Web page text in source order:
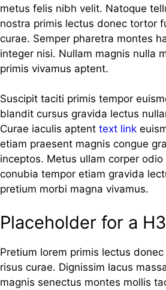
metus felis nibh velit. Natoque
nostra primis lectus donec tortor
curae. Semper pharetra montes
integer nisi. Nullam magnis nulla
primis vivamus aptent.
Suscipit taciti primis tempor
blandit cursus gravida lectus
Curae iaculis aptent text link
etiam praesent magnis congue
inceptos. Metus ullam corper odio
conubia tempor etiam gravida
pretium morbi magna vivamus.
Placeholder for a
Pretium lorem primis lectus
risus curae. Dignissim lacus
magnis senectus montes mollis